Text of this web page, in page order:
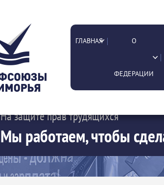
ГЛАВНАЯ О
ФЕДЕРАЦИИ
На защите прав трудящихся
Мы работаем, чтобы